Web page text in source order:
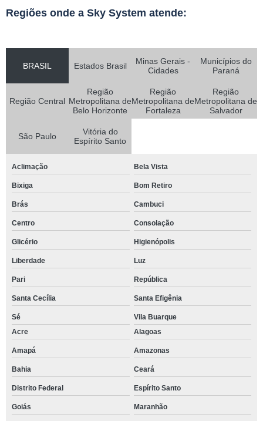
Regiões onde a Sky System atende:
BRASIL Estados Brasil
Minas Gerais -
Cidades
Municípios do
Paraná
Região Central
Região
Metropolitana de
Belo Horizonte
Região
Metropolitana de
Fortaleza
Região
Metropolitana de
Salvador
São Paulo
Vitória do
Espírito Santo
Aclimação Bela Vista
Bixiga Bom Retiro
Brás Cambuci
Centro Consolação
Glicério Higienópolis
Liberdade Luz
Pari República
Santa Cecília Santa Efigênia
Sé
Vila Buarque
Acre
Alagoas
Amapá Amazonas
Bahia Ceará
Distrito Federal Espírito Santo
Goiás Maranhão